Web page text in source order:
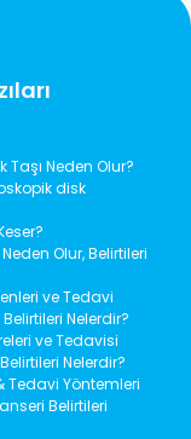
Taşı Neden Olur?
disk
Olur, Belirtileri
ve Tedavi
Nelerdir?
ve Tedavisi
Nelerdir?
Tedavi Yöntemleri
Belirtileri